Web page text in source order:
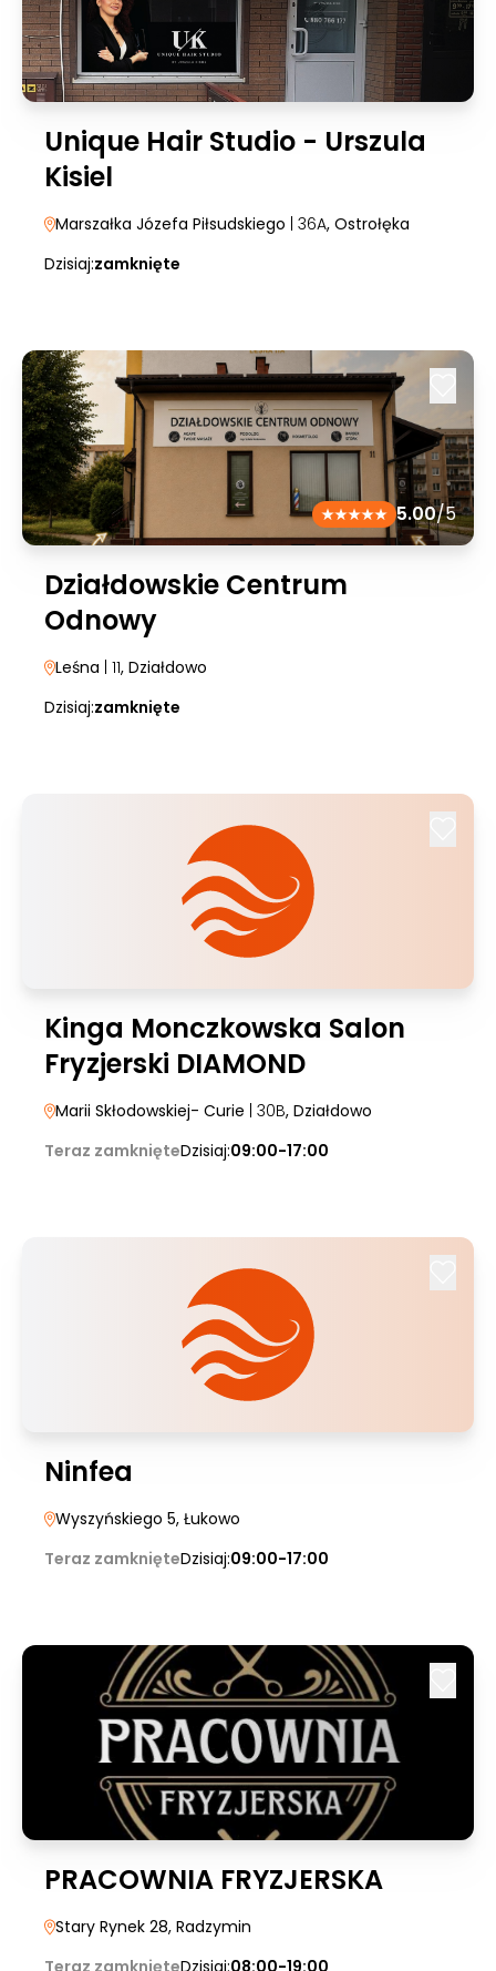
Unique Hair Studio - Urszula
Kisiel
Marszałka Józefa Piłsudskiego | 36A, Ostrołęka
Dzisiaj:zamknięte
5.00/5
Działdowskie Centrum
Odnowy
Leśna | 11, Działdowo
Dzisiaj:zamknięte
Kinga Monczkowska Salon
Fryzjerski DIAMOND
Marii Skłodowskiej- Curie | 30B, Działdowo
Teraz zamknięteDzisiaj:09:00-17:00
Ninfea
Wyszyńskiego 5, Łukowo
Teraz zamknięteDzisiaj:09:00-17:00
PRACOWNIA FRYZJERSKA
Stary Rynek 28, Radzymin
Teraz zamknięteDzisiaj:08:00-19:00